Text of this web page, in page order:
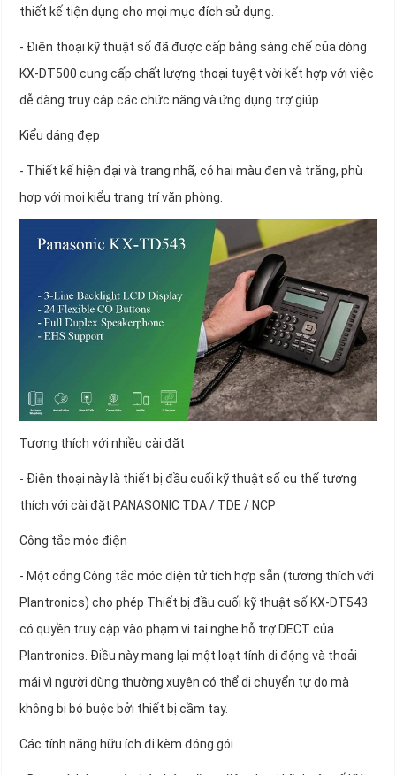
thiết kế tiện dụng cho mọi mục đích sử dụng.
- Điện thoại kỹ thuật số đã được cấp bằng sáng chế của dòng
KX-DT500 cung cấp chất lượng thoại tuyệt vời kết hợp với việc
dễ dàng truy cập các chức năng và ứng dụng trợ giúp.
Kiểu dáng đẹp
- Thiết kế hiện đại và trang nhã, có hai màu đen và trắng, phù
hợp với mọi kiểu trang trí văn phòng.
Tương thích với nhiều cài đặt
- Điện thoại này là thiết bị đầu cuối kỹ thuật số cụ thể tương
thích với cài đặt PANASONIC TDA / TDE / NCP
Công tắc móc điện
- Một cổng Công tắc móc điện tử tích hợp sẵn (tương thích với
Plantronics) cho phép Thiết bị đầu cuối kỹ thuật số KX-DT543
có quyền truy cập vào phạm vi tai nghe hỗ trợ DECT của
Plantronics. Điều này mang lại một loạt tính di động và thoải
mái vì người dùng thường xuyên có thể di chuyển tự do mà
không bị bó buộc bởi thiết bị cầm tay.
Các tính năng hữu ích đi kèm đóng gói